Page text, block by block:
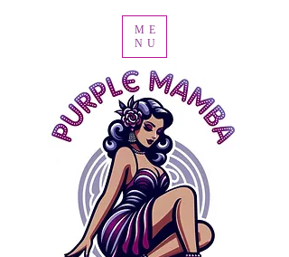
ME
NU